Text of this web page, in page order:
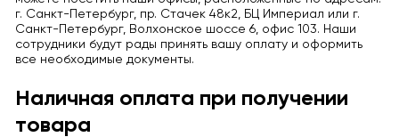
г. Санкт-Петербург, пр. Стачек 48к2, БЦ Империал или г.
Санкт-Петербург, Волхонское шоссе 6, офис 103. Наши
сотрудники будут рады принять вашу оплату и оформить
все необходимые документы.
Наличная оплата при получении
товара